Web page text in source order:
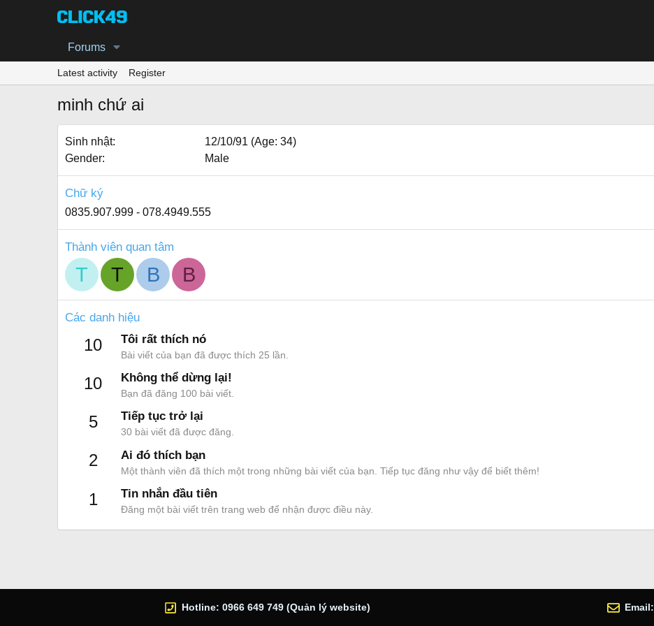
Forums
Latest activity Register
minh chứ ai
Sinh nhật
12/10/91 (Age: 34)
Gender
Male
Chữ ký
0835.907.999 - 078.4949.555
Thành viên quan tâm
T T B B
Các danh hiệu
10 Tôi rất thích nó
Bài viết của bạn đã được thích 25 lần.
10 Không thể dừng lại!
Bạn đã đăng 100 bài viết.
5 Tiếp tục trở lại
30 bài viết đã được đăng.
2 Ai đó thích bạn
Một thành viên đã thích một trong những bài viết của bạn. Tiếp tục đăng như vậy để biết thêm!
1 Tin nhắn đầu tiên
Đăng một bài viết trên trang web để nhận được điều này.
Hotline: 0966 649 749 (Quản lý website) Email: